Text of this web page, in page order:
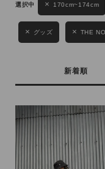
MENS
カテゴリ
170cm~174cm
グッズ THE
新着順